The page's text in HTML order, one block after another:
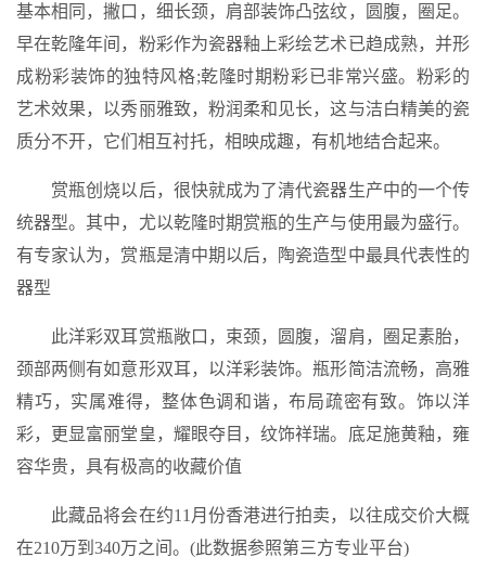
基本相同，撇口，细长颈，肩部装饰凸弦纹，圆腹，圈足。
早在乾隆年间，粉彩作为瓷器釉上彩绘艺术已趋成熟，并形
成粉彩装饰的独特风格;乾隆时期粉彩已非常兴盛。粉彩的
艺术效果，以秀丽雅致，粉润柔和见长，这与洁白精美的瓷
质分不开，它们相互衬托，相映成趣，有机地结合起来。
赏瓶创烧以后，很快就成为了清代瓷器生产中的一个传
统器型。其中，尤以乾隆时期赏瓶的生产与使用最为盛行。
有专家认为，赏瓶是清中期以后，陶瓷造型中最具代表性的
器型
此洋彩双耳赏瓶敞口，束颈，圆腹，溜肩，圈足素胎，
颈部两侧有如意形双耳，以洋彩装饰。瓶形简洁流畅，高雅
精巧，实属难得，整体色调和谐，布局疏密有致。饰以洋
彩，更显富丽堂皇，耀眼夺目，纹饰祥瑞。底足施黄釉，雍
容华贵，具有极高的收藏价值
此藏品将会在约11月份香港进行拍卖，以往成交价大概
在210万到340万之间。(此数据参照第三方专业平台)